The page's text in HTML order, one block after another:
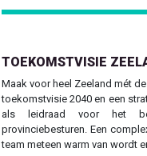
TOEKOMSTVISIE
Maak voor heel Zeeland mét
toekomstvisie 2040 en een
als leidraad voor het
provinciebesturen. Een
team meteen warm van wordt